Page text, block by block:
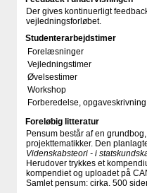
Der gives kontinuerligt
vejledningsforløbet.
Studenterarbejdstimer
Forelæsninger
Vejledningstimer
Øvelsestimer
Workshop
Forberedelse,
Foreløbig litteratur
Pensum består af en
projekttematikker. Den
Videnskabsteori - i
Herudover trykkes et
kompendiet og uploadet på
Samlet pensum: cirka. 500